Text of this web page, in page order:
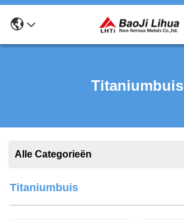
Titaniumbuis
Alle Categorieën
Titaniumbuis